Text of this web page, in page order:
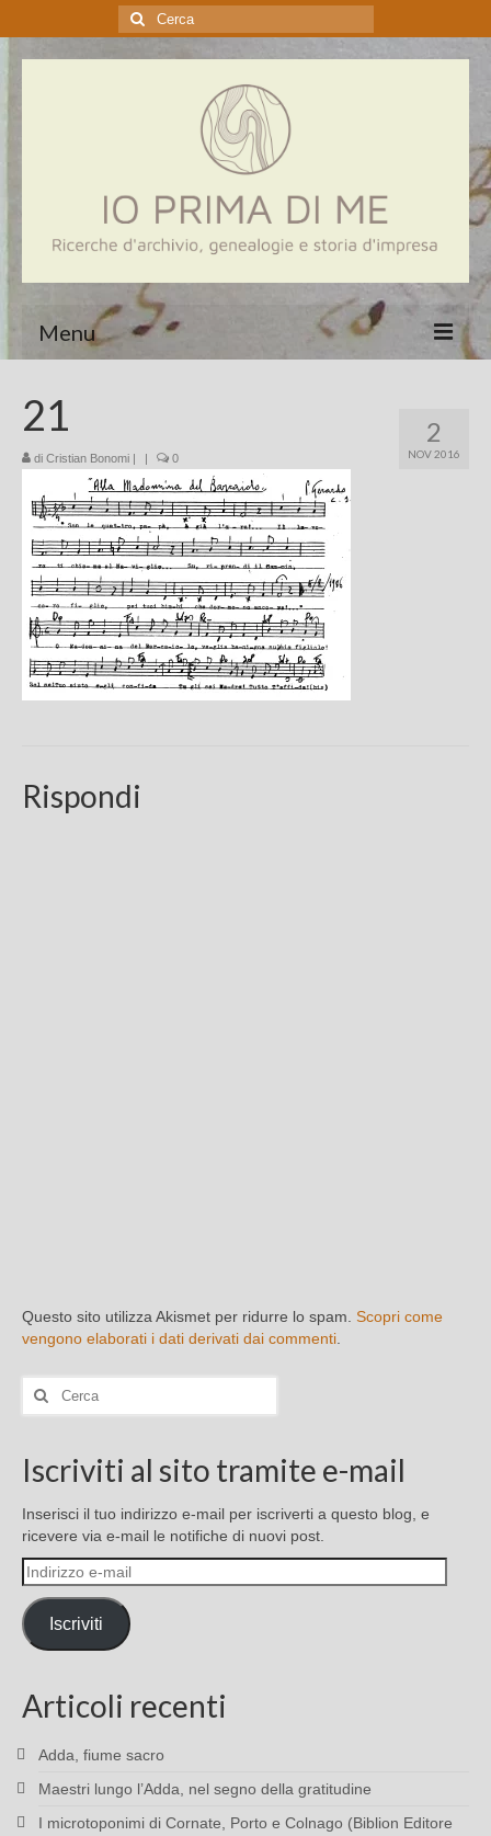
Cerca:
Menu
Genealogia
Aziende
Chi sono
FAQ
Contatti
2
NOV 2016
21
di Cristian Bonomi | | 0
Rispondi
Questo sito utilizza Akismet per ridurre lo spam. Scopri come
vengono elaborati i dati derivati dai commenti
Cerca:
Iscriviti al sito tramite e-mail
Inserisci il tuo indirizzo e-mail per iscriverti a questo blog, e
ricevere via e-mail le notifiche di nuovi post.
Indirizzo
e-
mail
Iscriviti
Articoli recenti
Adda, fiume sacro
Maestri lungo l’Adda, nel segno della gratitudine
I microtoponimi di Cornate, Porto e Colnago (Biblion Editore